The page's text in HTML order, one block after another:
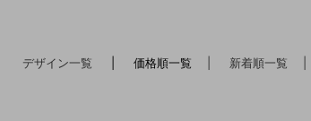
デザイン一覧 | 価格順一覧 | 新着順一覧 |